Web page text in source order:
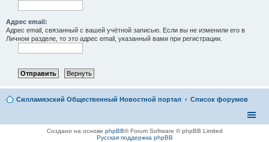
Адрес email:
Адрес email, связанный с вашей учётной записью. Если вы не изменили его в
Личном разделе, то это адрес email, указанный вами при регистрации.
Силламяэский Общественный Новостной портал Список форумов
Создано на основе phpBB® Forum Software © phpBB Limited
Русская поддержка phpBB